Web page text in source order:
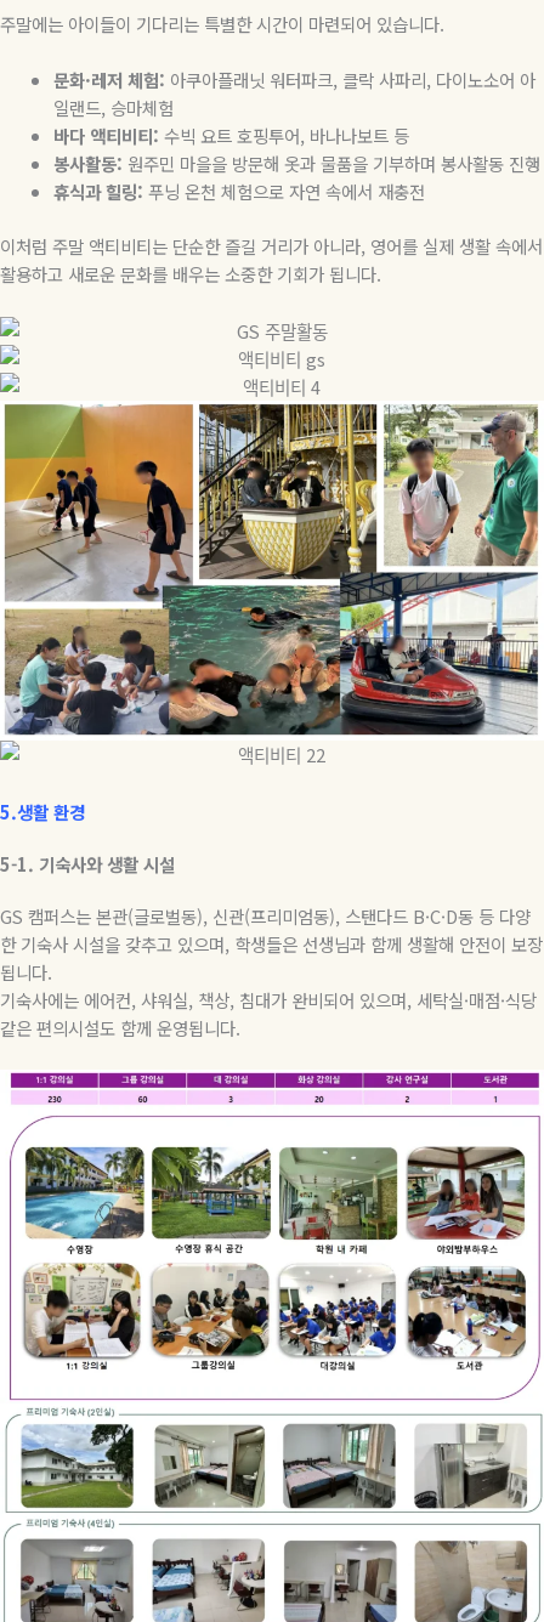
주말에는 아이들이 기다리는 특별한 시간이 마련되어 있습니다.
문화·레저 체험: 아쿠아플래닛 워터파크, 클락 사파리, 다이노소어 아
일랜드, 승마체험
바다 액티비티: 수빅 요트 호핑투어, 바나나보트 등
봉사활동: 원주민 마을을 방문해 옷과 물품을 기부하며 봉사활동 진행
휴식과 힐링: 푸닝 온천 체험으로 자연 속에서 재충전
이처럼 주말 액티비티는 단순한 즐길 거리가 아니라, 영어를 실제 생활 속에서
활용하고 새로운 문화를 배우는 소중한 기회가 됩니다.
5.생활 환경
5-1. 기숙사와생활시설
GS 캠퍼스는 본관(글로벌동), 신관(프리미엄동), 스탠다드 B·C·D동 등 다양
한 기숙사 시설을 갖추고 있으며, 학생들은 선생님과 함께 생활해 안전이 보장
됩니다.
기숙사에는 에어컨, 샤워실, 책상, 침대가 완비되어 있으며, 세탁실·매점·식당
같은 편의시설도 함께 운영됩니다.